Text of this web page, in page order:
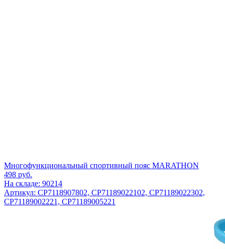
Многофункциональный спортивный пояс MARATHON
498 руб.
На складе: 90214
Артикул: CP7118907802, CP71189022102, CP71189022302,
CP71189002221, CP71189005221